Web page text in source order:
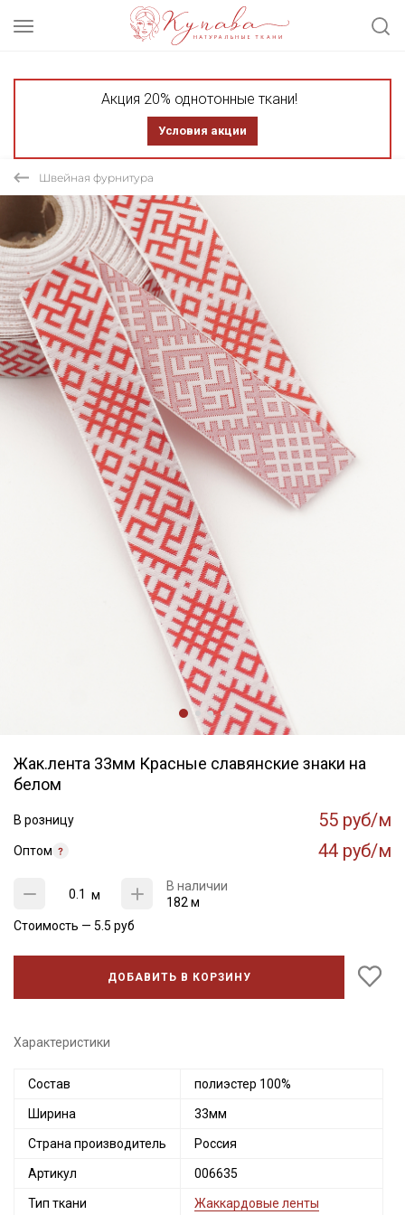
Акция 20% однотонные ткани!
Условия акции
Швейная фурнитура
Жак.лента 33мм Красные славянские знаки на
белом
В розницу 55 руб/м
Оптом 44 руб/м
м
В наличии
182 м
Стоимость — 5.5 руб
ДОБАВИТЬ В КОРЗИНУ
Характеристики
Состав полиэстер 100%
Ширина 33мм
Страна производитель Россия
Артикул 006635
Тип ткани Жаккардовые ленты